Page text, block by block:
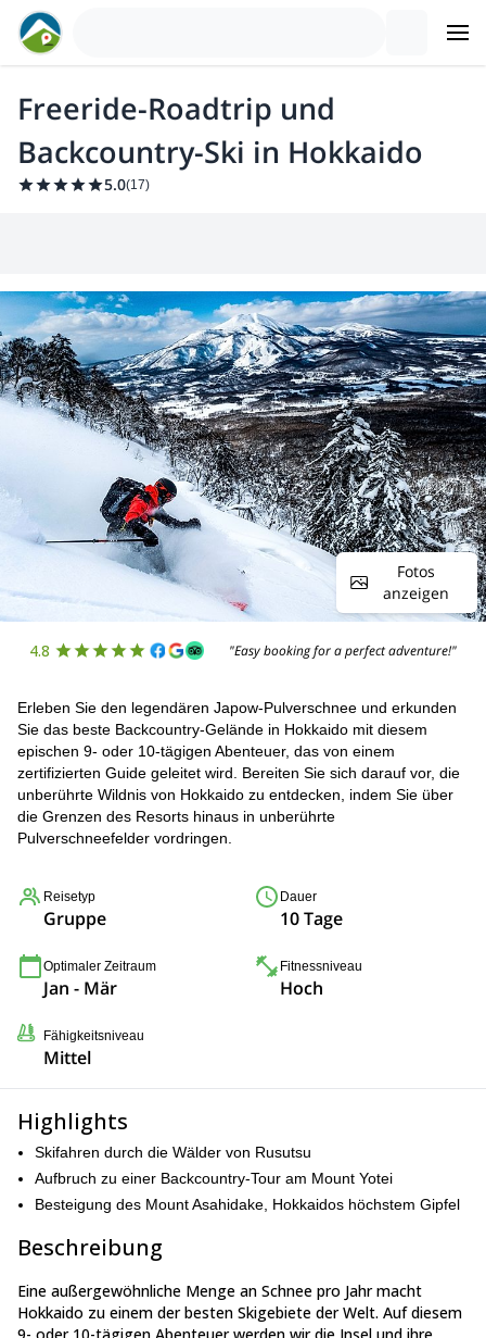
Freeride-Roadtrip und
Backcountry-Ski in Hokkaido
5.0(17)
Fotos
anzeigen
4.8 "Easy booking for a perfect adventure!"
Erleben Sie den legendären Japow-Pulverschnee und erkunden
Sie das beste Backcountry-Gelände in Hokkaido mit diesem
epischen 9- oder 10-tägigen Abenteuer, das von einem
zertifizierten Guide geleitet wird. Bereiten Sie sich darauf vor, die
unberührte Wildnis von Hokkaido zu entdecken, indem Sie über
die Grenzen des Resorts hinaus in unberührte
Pulverschneefelder vordringen.
Reisetyp
Gruppe
Dauer
10 Tage
Optimaler Zeitraum
Jan - Mär
Fitnessniveau
Hoch
Fähigkeitsniveau
Mittel
Highlights
Skifahren durch die Wälder von Rusutsu
Aufbruch zu einer Backcountry-Tour am Mount Yotei
Besteigung des Mount Asahidake, Hokkaidos höchstem Gipfel
Beschreibung
Eine außergewöhnliche Menge an Schnee pro Jahr macht
Hokkaido zu einem der besten Skigebiete der Welt. Auf diesem